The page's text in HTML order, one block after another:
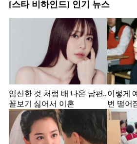
[스타 비하인드] 인기 뉴스
임신한 것 처럼 배 나온 남편..
꼴보기 싫어서 이혼
이렇게
번 떨어